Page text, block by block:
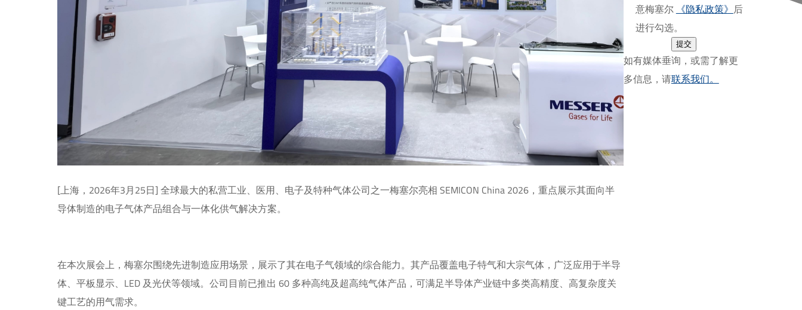
[上海，2026年3月25日] 全球最大的私营工业、医用、电子及特种气体公司之一梅塞尔亮相 SEMICON China 2026，重点展示其面向半
导体制造的电子气体产品组合与一体化供气解决方案。
在本次展会上，梅塞尔围绕先进制造应用场景，展示了其在电子气领域的综合能力。其产品覆盖电子特气和大宗气体，广泛应用于半导
体、平板显示、LED 及光伏等领域。公司目前已推出 60 多种高纯及超高纯气体产品，可满足半导体产业链中多类高精度、高复杂度关
键工艺的用气需求。
意梅塞尔 《隐私政策》 后
进行勾选。
提交
如有媒体垂询，或需了解更
多信息，请联系我们。